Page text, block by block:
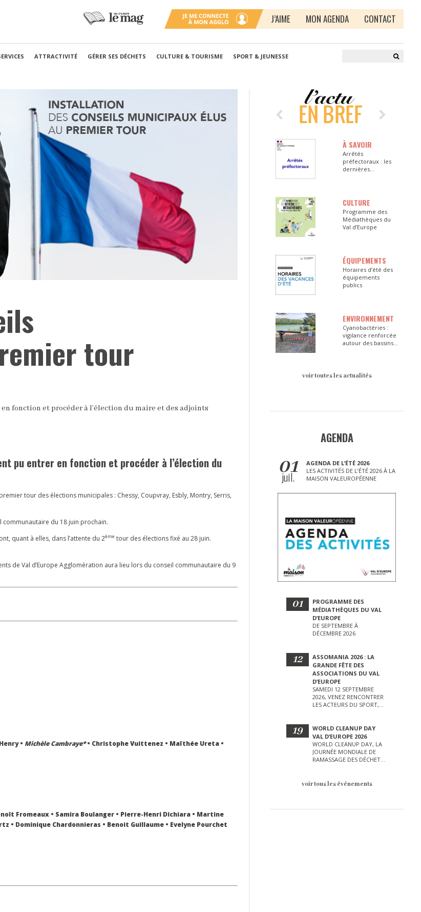
J’AIME MON AGENDA CONTACT
ATTRACTIVITÉ GÉRER SES DÉCHETS CULTURE & TOURISME SPORT & JEUNESSE
tour
fonction et procéder à l’élection du maire et des adjoints
pu entrer en fonction et procéder à l’élection du
tour des élections municipales : Chessy, Coupvray, Esbly, Montry, Serris,
du 18 juin prochain.
quant à elles, dans l’attente du 2ème tour des élections fixé au 28 juin.
de Val d’Europe Agglomération aura lieu lors du conseil communautaire du 9
• Michèle Cambraye*• Christophe Vuittenez • Maïthée Ureta •
Fromeaux • Samira Boulanger • Pierre-Henri Dichiara • Martine
• Dominique Chardonnieras • Benoit Guillaume • Evelyne Pourchet
À SAVOIR
Arrêtés
préfectoraux : les
dernières
CULTURE
Programme des
Médiathèques du
Val d’Europe
ÉQUIPEMENTS
Horaires d’été des
équipements
publics
ENVIRONNEMENT
Cyanobactéries :
vigilance renforcée
autour des bassins
voir toutes les actualités
AGENDA
01
juil.
AGENDA DE L’ÉTÉ 2026
LES ACTIVITÉS DE L’ÉTÉ 2026 À LA
MAISON VALEUROPÉENNE
01
PROGRAMME DES
MÉDIATHÈQUES DU VAL
D’EUROPE
DE SEPTEMBRE À
DÉCEMBRE 2026
12
ASSOMANIA 2026 : LA
GRANDE FÊTE DES
ASSOCIATIONS DU VAL
D’EUROPE
SAMEDI 12 SEPTEMBRE
2026, VENEZ RENCONTRER
LES ACTEURS DU SPORT,
D’AUTRES LORS DE CETTE
JOURNÉE EXCEPTIONNELLE.
19
WORLD CLEANUP DAY
VAL D’EUROPE 2026
WORLD CLEANUP DAY, LA
JOURNÉE MONDIALE DE
RAMASSAGE DES DÉCHETS
D’EUROPE !
voir tous les événements